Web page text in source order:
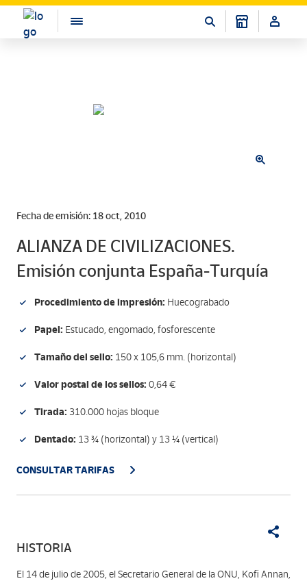
Fecha de emisión: 18 oct, 2010
ALIANZA DE CIVILIZACIONES.
Emisión conjunta España-Turquía
Procedimiento de impresión: Huecograbado
Papel: Estucado, engomado, fosforescente
Tamaño del sello: 150 x 105,6 mm. (horizontal)
Valor postal de los sellos: 0,64 €
Tirada: 310.000 hojas bloque
Dentado: 13 ¾ (horizontal) y 13 ¼ (vertical)
CONSULTAR TARIFAS
HISTORIA
El 14 de julio de 2005, el Secretario General de la ONU, Kofi Annan,